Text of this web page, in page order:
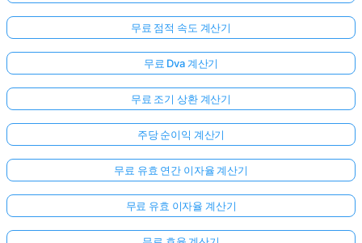
기
로
인
하
무료 점적 속도 계산기
무료 Dva 계산기
무료 조기 상환 계산기
주당 순이익 계산기
무료 유효 연간 이자율 계산기
무료 유효 이자율 계산기